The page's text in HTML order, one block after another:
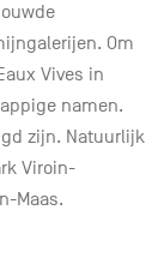
Om
Vives in
namen.
zijn. Natuurlijk
Viroin-
Maas.